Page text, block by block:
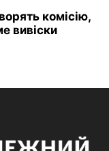
комісію,
вивіски